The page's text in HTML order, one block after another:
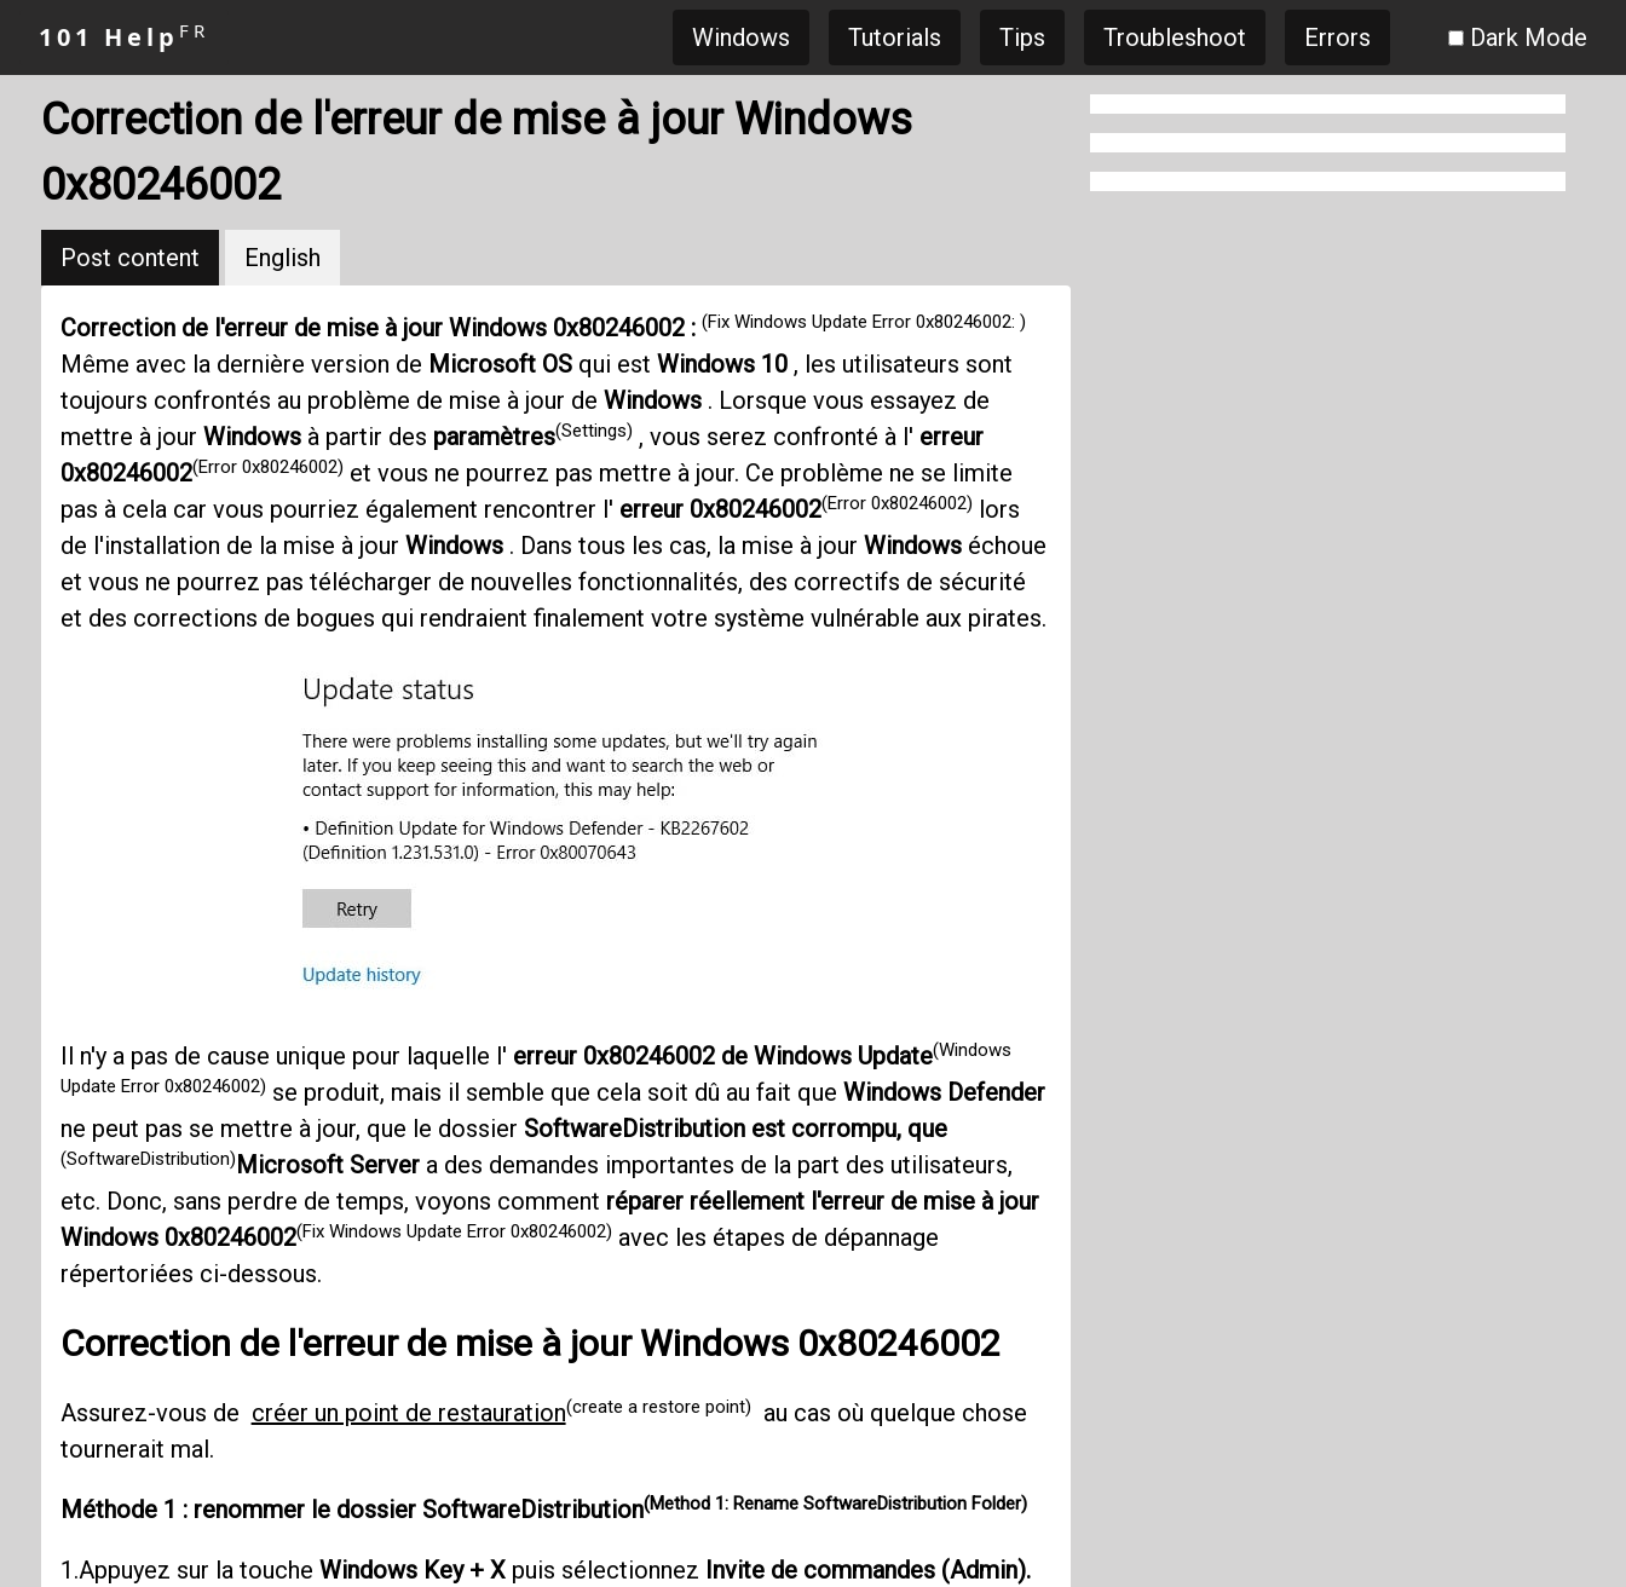
101 Help FR Windows Tutorials Tips Troubleshoot Errors Dark Mode
Correction de l'erreur de mise à jour Windows
0x80246002
Post content English
Correction de l'erreur de mise à jour Windows 0x80246002 : (Fix Windows Update Error 0x80246002: )
Même avec la dernière version de Microsoft OSqui est Windows 10, les utilisateurs sont
toujours confrontés au problème de mise à jour de Windows. Lorsque vous essayez de
mettre à jour Windowsà partir des paramètres(Settings) , vous serez confronté à l' erreur
0x80246002(Error 0x80246002) et vous ne pourrez pas mettre à jour. Ce problème ne se limite
pas à cela car vous pourriez également rencontrer l' erreur 0x80246002(Error 0x80246002) lors
de l'installation de la mise à jour Windows. Dans tous les cas, la mise à jour Windowséchoue
et vous ne pourrez pas télécharger de nouvelles fonctionnalités, des correctifs de sécurité
et des corrections de bogues qui rendraient finalement votre système vulnérable aux pirates.
Il n'y a pas de cause unique pour laquelle l' erreur 0x80246002 de Windows Update(Windows
Update Error 0x80246002) se produit, mais il semble que cela soit dû au fait que Windows Defender
ne peut pas se mettre à jour, que le dossier SoftwareDistribution est corrompu, que
(SoftwareDistribution) Microsoft Servera des demandes importantes de la part des utilisateurs,
etc. Donc, sans perdre de temps, voyons comment réparer réellement l'erreur de mise à jour
Windows 0x80246002(Fix Windows Update Error 0x80246002) avec les étapes de dépannage
répertoriées ci-dessous.
Correction de l'erreur de mise à jour Windows 0x80246002
Assurez-vous de créer un point de restauration(create a restore point)
au cas où quelque chose
tournerait mal.
Méthode 1 : renommer le dossier SoftwareDistribution(Method 1: Rename SoftwareDistribution Folder)
1.Appuyez sur la touche Windows Key + Xpuis sélectionnez Invite de commandes (Admin).